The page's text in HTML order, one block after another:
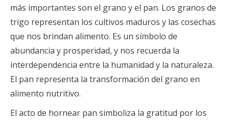
más importantes son el grano y el pan. Los granos de
trigo representan los cultivos maduros y las cosechas
que nos brindan alimento. Es un símbolo de
abundancia y prosperidad, y nos recuerda la
interdependencia entre la humanidad y la naturaleza.
El pan representa la transformación del grano en
alimento nutritivo.
El acto de hornear pan simboliza la gratitud por los